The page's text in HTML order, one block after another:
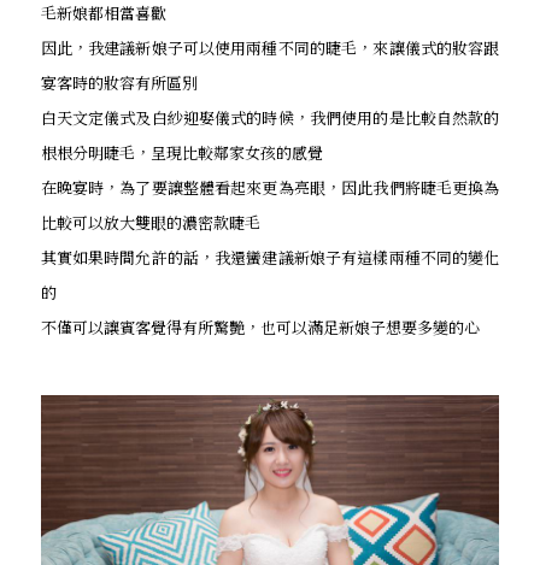
毛新娘都相當喜歡
因此，我建議新娘子可以使用兩種不同的睫毛，來讓儀式的妝容跟
宴客時的妝容有所區別
白天文定儀式及白紗迎娶儀式的時候，我們使用的是比較自然款的
根根分明睫毛，呈現比較鄰家女孩的感覺
在晚宴時，為了要讓整體看起來更為亮眼，因此我們將睫毛更換為
比較可以放大雙眼的濃密款睫毛
其實如果時間允許的話，我還蠻建議新娘子有這樣兩種不同的變化
的
不僅可以讓賓客覺得有所驚艷，也可以滿足新娘子想要多變的心